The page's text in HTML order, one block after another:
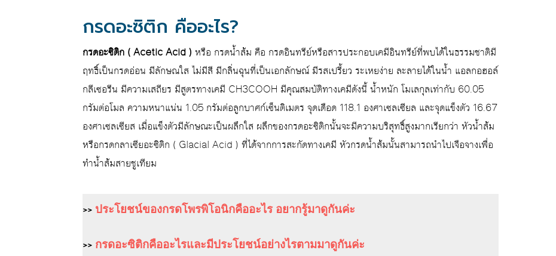
กรดอะซิติก คืออะไร?
กรดอะซิติก ( Acetic Acid ) หรือ กรดน้ำส้ม คือ กรดอินทรีย์หรือสารประกอบเคมีอินทรีย์ที่พบได้ในธรรมชาติมี
ฤทธิ์เป็นกรดอ่อน มีลักษณใส ไม่มีสี มีกลิ่นฉุนที่เป็นเอกลักษณ์ มีรสเปรี้ยว ระเหยง่าย ละลายได้ในน้ำ แอลกอฮอล์
กลีเซอรีน มีความเสถียร มีสูตรทางเคมี CH3COOH มีคุณสมบัติทางเคมีดังนี้ น้ำหนัก โมเลกุลเท่ากับ 60.05
กรัมต่อโมล ความหนาแน่น 1.05 กรัมต่อลูกบาศก์เซ็นติเมตร จุดเดือด 118.1 องศาเซลเซียล และจุดแข็งตัว 16.67
องศาเซลเซียส เมื่อแข็งตัวมีลักษณะเป็นผลึกใส ผลึกของกรดอะซิติกนั้นจะมีความบริสุทธิ์สูงมากเรียกว่า หัวน้ำส้ม
หรือกรดกลาเซียอะซิติก ( Glacial Acid ) ที่ได้จากการสะกัดทางเคมี หัวกรดน้ำส้มนั้นสามารถนำไปเจือจางเพื่อ
ทำน้ำส้มสายชูเทียม
>> ประโยชน์ของกรดโพรพิโอนิกคืออะไร อยากรู้มาดูกันค่ะ
>> กรดอะซิติกคืออะไรและมีประโยชน์อย่างไรตามมาดูกันค่ะ